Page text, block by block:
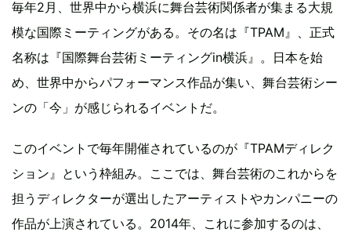
毎年2月、世界中から横浜に舞台芸術関係者が集まる大規
模な国際ミーティングがある。その名は『TPAM』、正式
名称は『国際舞台芸術ミーティングin横浜』。日本を始
め、世界中からパフォーマンス作品が集い、舞台芸術シー
ンの「今」が感じられるイベントだ。
このイベントで毎年開催されているのが『TPAMディレク
ション』という枠組み。ここでは、舞台芸術のこれからを
担うディレクターが選出したアーティストやカンパニーの
作品が上演されている。2014年、これに参加するのは、